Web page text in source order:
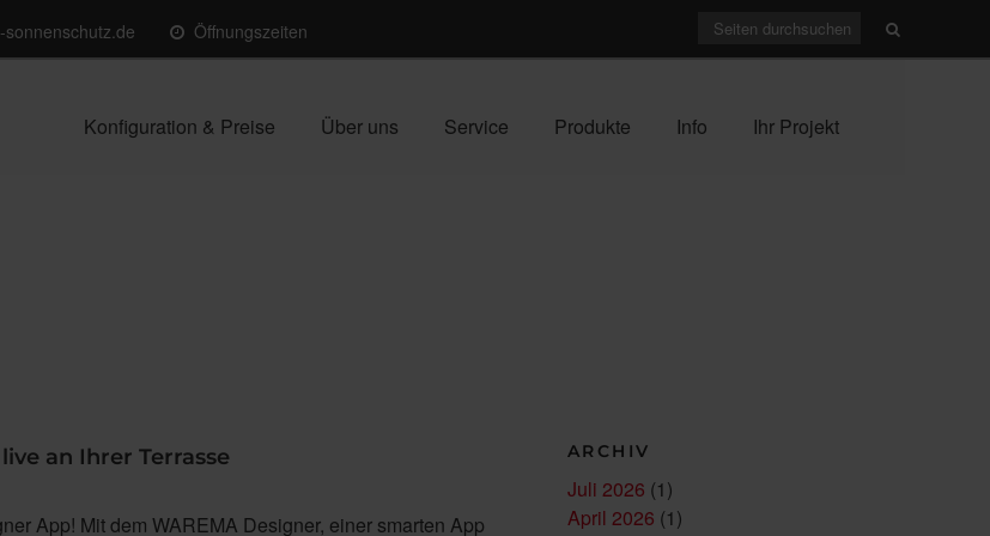
Öffnungszeiten
Konfiguration & Preise Über uns Service Produkte Info Ihr Projekt
an Ihrer Terrasse
App! Mit dem WAREMA Designer, einer smarten App
ARCHIV
Juli 2026 (1)
April 2026 (1)